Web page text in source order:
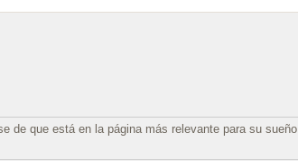
de que está en la página más relevante para su sueño.